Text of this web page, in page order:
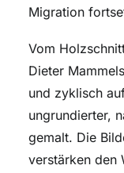
Migration
Vom
Dieter
und zyklisch
ungrundierter,
gemalt. Die
verstärken den